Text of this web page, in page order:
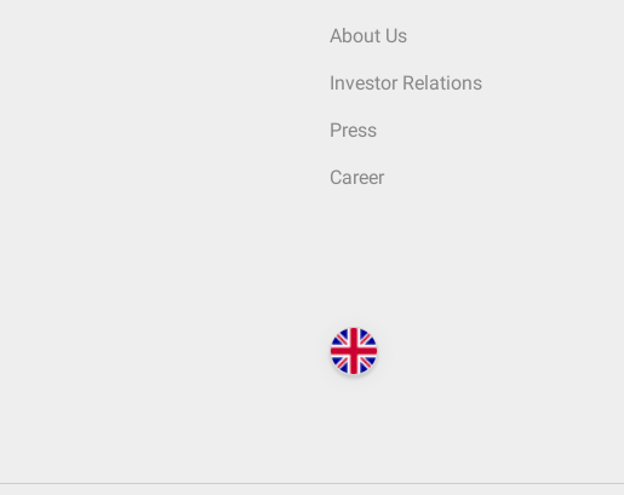
About Us
Investor Relations
Press
Career